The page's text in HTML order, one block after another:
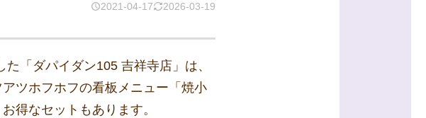
2021-04-17 2026-03-19
「ダパイダン105 吉祥寺店」は、
ツホフホフの看板メニュー「焼小
得なセットもあります。